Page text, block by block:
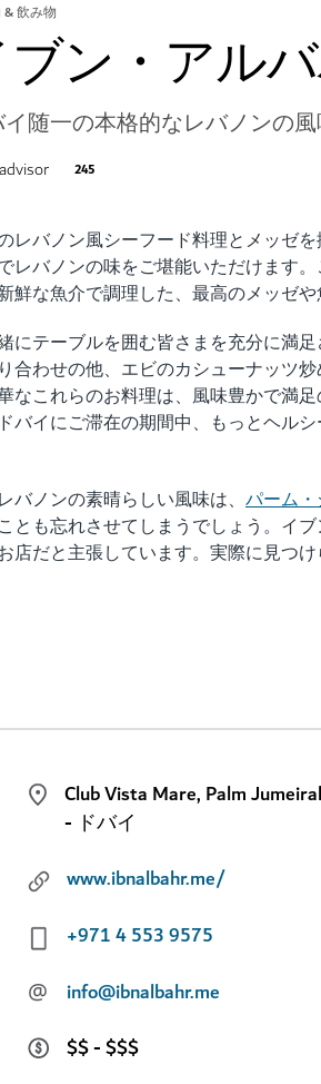
飲み物
ン・アル
イ随一の本格的なレバノンの
245
レバノン風シーフード料理とメッゼ
レバノンの味をご堪能いただけます
鮮な魚介で調理した、最高のメッゼ
にテーブルを囲む皆さまを充分に満
合わせの他、エビのカシューナッツ
なこれらのお料理は、風味豊かで満
バイにご滞在の期間中、もっとヘル
バノンの素晴らしい風味は、 パーム・
とも忘れさせてしまうでしょう。イ
店だと主張しています。実際に見つ
Club Vista Mare, Palm
- ドバイ
www.ibnalbahr.me/
+971 4 553 9575
@
info@ibnalbahr.me
$$ - $$$